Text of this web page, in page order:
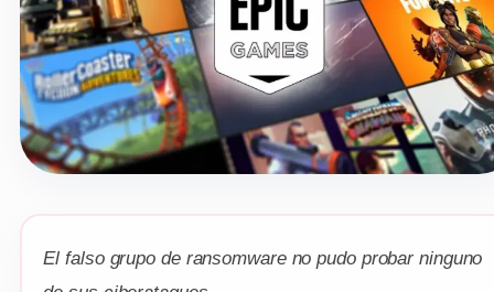
El falso grupo de ransomware no pudo probar ninguno